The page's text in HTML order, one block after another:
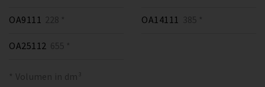
OA9111 228 * OA14111 385 *
OA25112 655 *
* Volumen in dm³